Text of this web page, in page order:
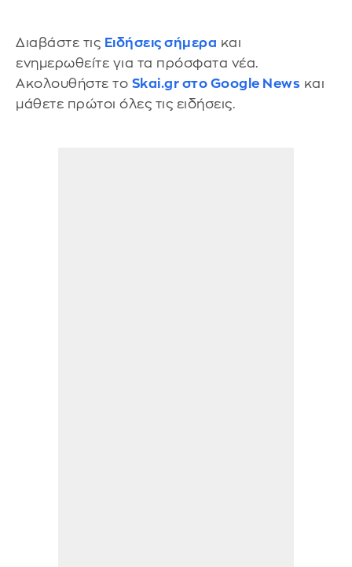
Διαβάστε τις Ειδήσεις σήμερα και
ενημερωθείτε για τα πρόσφατα νέα.
Ακολουθήστε το Skai.gr στο Google News και
μάθετε πρώτοι όλες τις ειδήσεις.